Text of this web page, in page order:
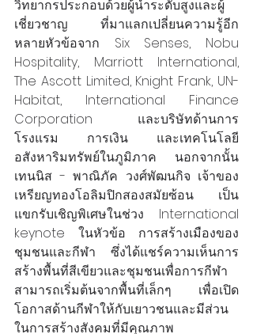
วิทยากรประกอบด้วยผู้นำระดับสูงและผู้
เชี่ยวชาญ ที่มาแลกเปลี่ยนความรู้อีก
หลายหัวข้อจาก Six Senses, Nobu
Hospitality, Marriott International,
The Ascott Limited, Knight Frank, UN-
Habitat, International Finance
Corporation และบริษัทด้านการ
โรงแรม การเงิน และเทคโนโลยี
อสังหาริมทรัพย์ในภูมิภาค นอกจากนั้น
เทนนิส - พาณิภัค วงศ์พัฒนกิจ เจ้าของ
เหรียญทองโอลิมปิกสองสมัยซ้อน เป็น
แขกรับเชิญพิเศษในช่วง International
keynote ในหัวข้อ การสร้างเมืองของ
ชุมชนและกีฬา ซึ่งได้แชร์ความเห็นการ
สร้างพื้นที่สีเขียวและชุมชนเพื่อการกีฬา
สามารถเริ่มต้นจากพื้นที่เล็กๆ เพื่อเปิด
โอกาสด้านกีฬาให้กับเยาวชนและมีส่วน
ในการสร้างสังคมที่มีคุณภาพ